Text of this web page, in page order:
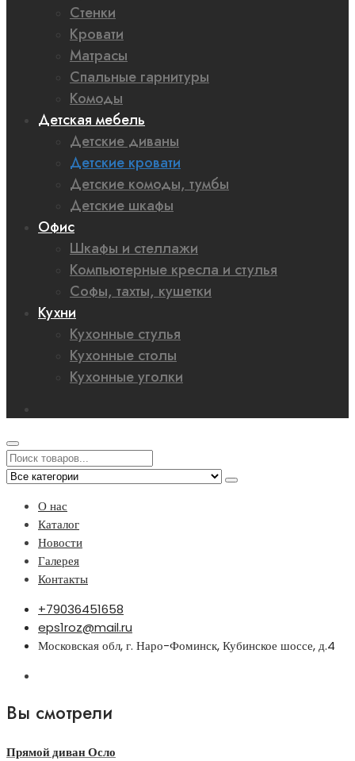
Стенки
Кровати
Матрасы
Спальные гарнитуры
Комоды
Детская мебель
Детские диваны
Детские кровати
Детские комоды, тумбы
Детские шкафы
Офис
Шкафы и стеллажи
Компьютерные кресла и стулья
Софы, тахты, кушетки
Кухни
Кухонные стулья
Кухонные столы
Кухонные уголки
О нас
Каталог
Новости
Галерея
Контакты
+79036451658
eps1roz@mail.ru
Московская обл, г. Наро-Фоминск, Кубинское шоссе, д.4
Вы смотрели
Прямой диван Осло